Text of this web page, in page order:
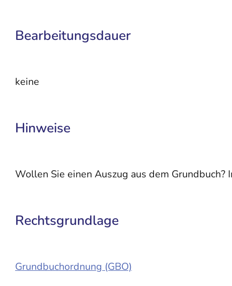
Bearbeitungsdauer
keine
Hinweise
Wollen Sie einen Auszug aus dem
Rechtsgrundlage
Grundbuchordnung (GBO)